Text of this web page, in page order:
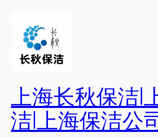
上海长秋保洁|
洁|上海保洁公